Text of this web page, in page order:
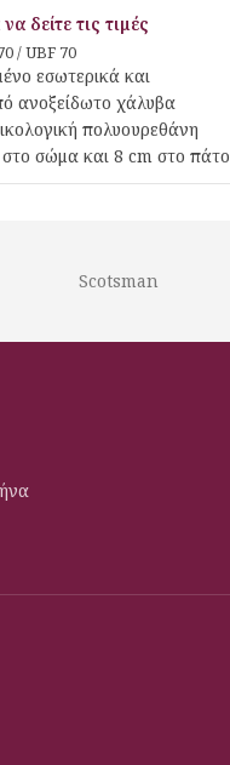
δείτε τις τιμές
/ UBF 70
εσωτερικά και
ανοξείδωτο χάλυβα
πολυουρεθάνη
σώμα και 8 cm στο πάτο
γωνίες
ρυθμιζόμενα
Scotsman